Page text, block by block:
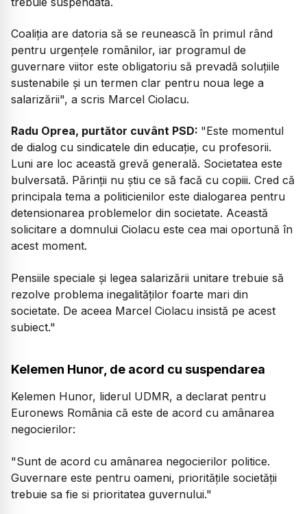
Coaliția are datoria să se reunească în primul rând
pentru urgențele românilor, iar programul de
guvernare viitor este obligatoriu să prevadă soluțiile
sustenabile și un termen clar pentru noua lege a
salarizării", a scris Marcel Ciolacu.
Radu Oprea, purtător cuvânt PSD: "Este momentul
de dialog cu sindicatele din educație, cu profesorii.
Luni are loc această grevă generală. Societatea este
bulversată. Părinții nu știu ce să facă cu copiii. Cred că
principala tema a politicienilor este dialogarea pentru
detensionarea problemelor din societate. Această
solicitare a domnului Ciolacu este cea mai oportună în
acest moment.
Pensiile speciale și legea salarizării unitare trebuie să
rezolve problema inegalităților foarte mari din
societate. De aceea Marcel Ciolacu insistă pe acest
subiect."
Kelemen Hunor, de acord cu suspendarea
Kelemen Hunor, liderul UDMR, a declarat pentru
Euronews România că este de acord cu amânarea
negocierilor:
"Sunt de acord cu amânarea negocierilor politice.
Guvernare este pentru oameni, prioritățile societății
trebuie sa fie si prioritatea guvernului."